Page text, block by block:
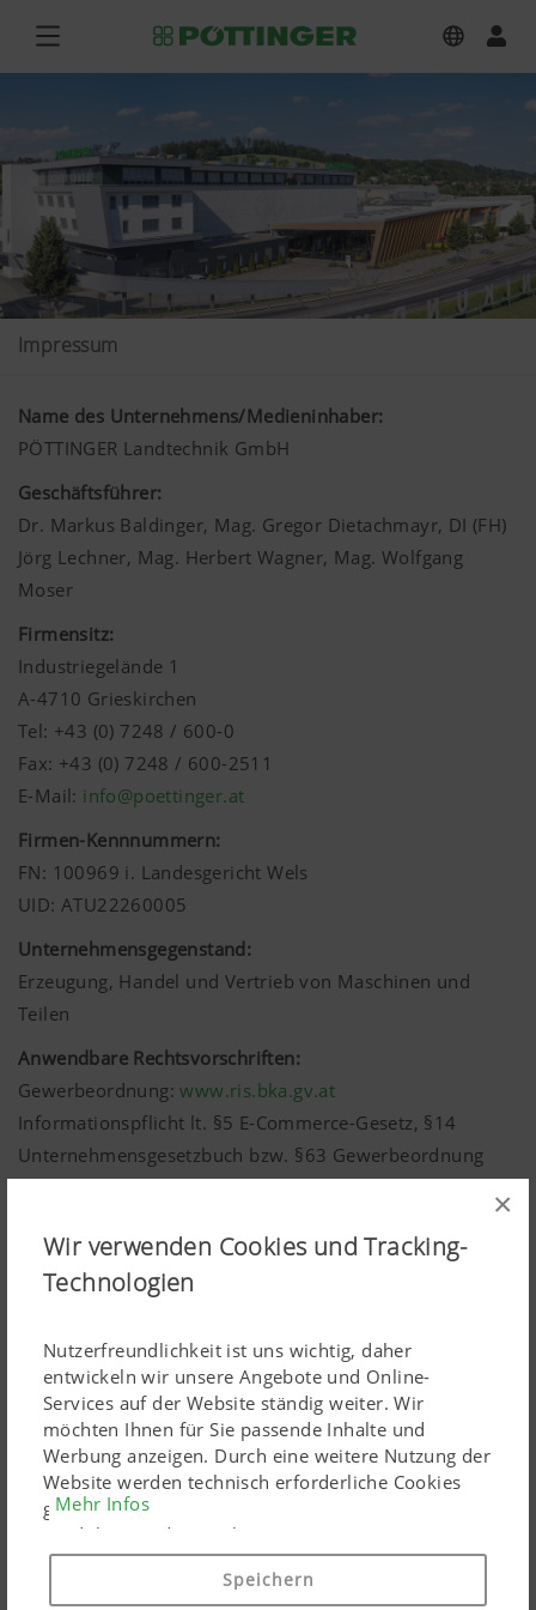
×
Wir verwenden Cookies und Tracking-
Technologien
Nutzerfreundlichkeit ist uns wichtig, daher
entwickeln wir unsere Angebote und Online-
Services auf der Website ständig weiter. Wir
möchten Ihnen für Sie passende Inhalte und
Werbung anzeigen. Durch eine weitere Nutzung der
Website werden technisch erforderliche Cookies
gesetzt. Personenbezogene Google-Marketing-
Produkte werden Cookies nur eingesetzt, wenn Sie
Ihre Einwilligung erteilen ("Allem zustimmen"). Sie
können ebenso individuelle Einstellungen mittels
Mehr Infos
Speichern
Impressum
Name des Unternehmens/Medieninhaber:
PÖTTINGER Landtechnik GmbH
Geschäftsführer:
Dr. Markus Baldinger, Mag. Gregor Dietachmayr, DI (FH)
Jörg Lechner, Mag. Herbert Wagner, Mag. Wolfgang
Moser
Firmensitz:
Industriegelände 1
A-4710 Grieskirchen
Tel: +43 (0) 7248 / 600-0
Fax: +43 (0) 7248 / 600-2511
E-Mail: info@poettinger.at
Firmen-Kennnummern:
FN: 100969 i. Landesgericht Wels
UID: ATU22260005
Unternehmensgegenstand:
Erzeugung, Handel und Vertrieb von Maschinen und
Teilen
Anwendbare Rechtsvorschriften:
Gewerbeordnung:www.ris.bka.gv.at
Informationspflicht lt. §5 E-Commerce-Gesetz, §14
Unternehmensgesetzbuch bzw. §63 Gewerbeordnung
Gewerbebehörde:
Bezirkshauptmannschaft Grieskirchen
Wirtschaftskammer OÖ, Fachverband Maschinen- und
Stahlbauindustrie
Die FirmaPÖTTINGER Landtechnik GmbHfreut sich über
Ihren Besuch auf unserer Homepage und Ihr Interesse an
unseren Produkten.
Alle Rechte vorbehalten
Texte, Bilder, Grafiken, und Animationen sowie deren